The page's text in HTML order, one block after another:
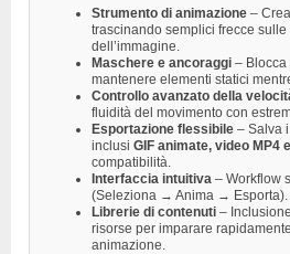
Strumento di animazione –
trascinando semplici frecce
dell’immagine.
Maschere e ancoraggi – Blocca
mantenere elementi statici
Controllo avanzato della
fluidità del movimento con
Esportazione flessibile – Salva
inclusi GIF animate, video MP4
compatibilità.
Interfaccia intuitiva – Workflow
(Seleziona → Anima → Esporta).
Librerie di contenuti –
risorse per imparare
animazione.